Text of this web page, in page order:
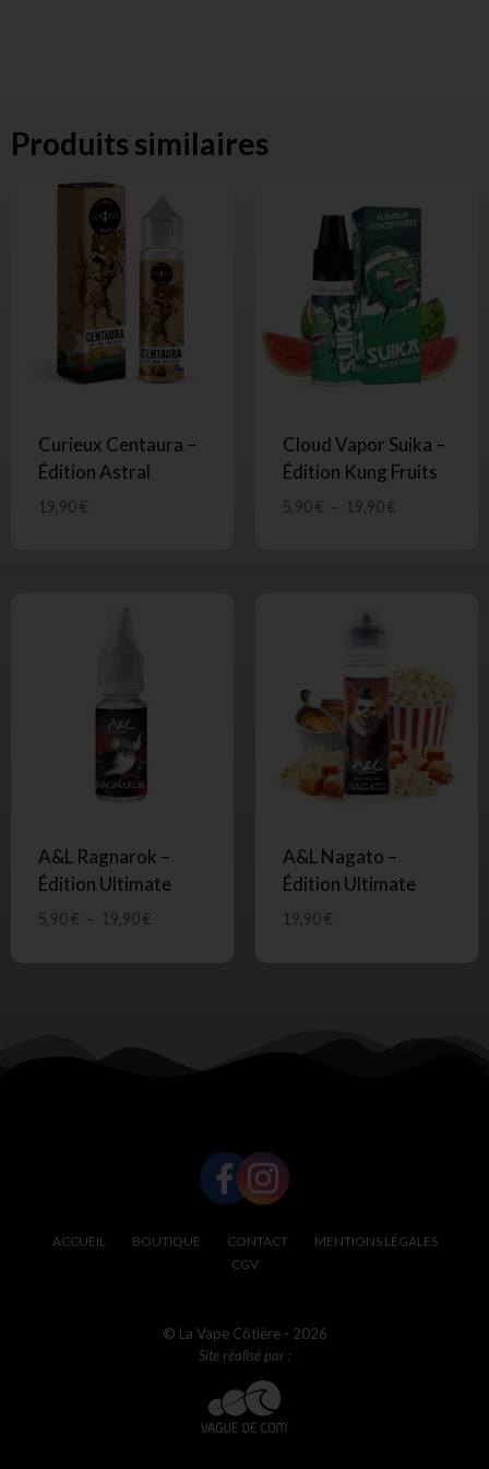
Produits similaires
Curieux Centaura –
Édition Astral
19,90€
Cloud Vapor Suika –
Édition Kung Fruits
5,90€ – 19,90€
A&L Ragnarok –
Édition Ultimate
5,90€ – 19,90€
A&L Nagato –
Édition Ultimate
19,90€
ACCUEIL BOUTIQUE CONTACT
MENTIONS LÉGALES
CGV
© La Vape Côtière - 2026
Site réalisé par :